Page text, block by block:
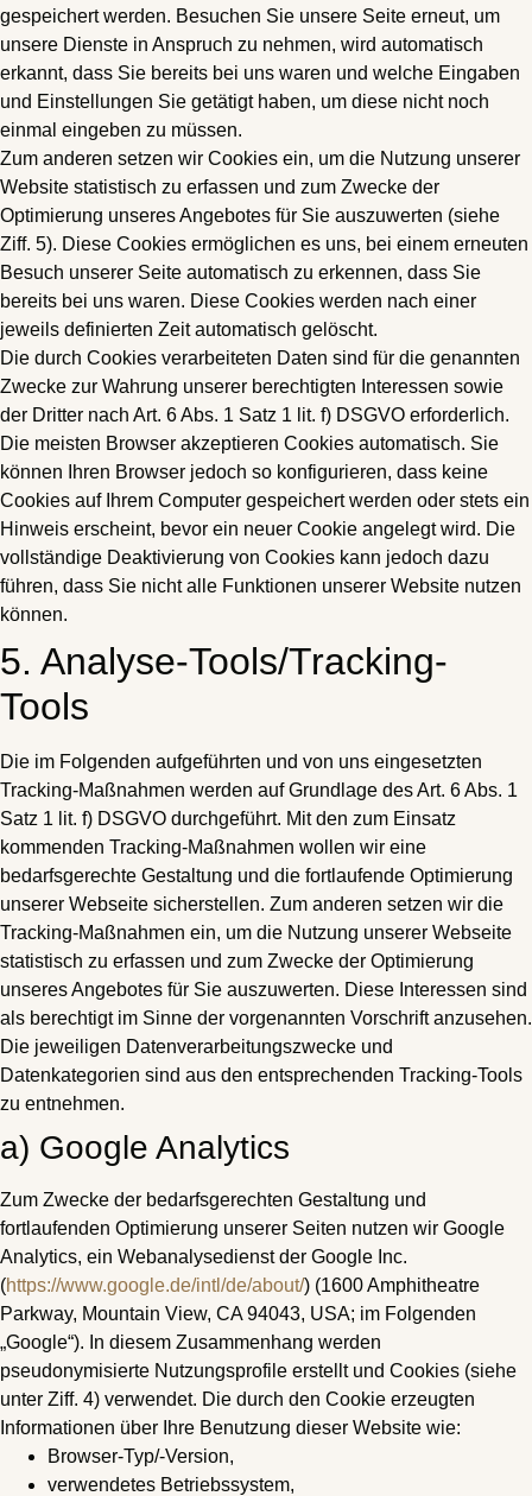
gespeichert werden. Besuchen Sie unsere Seite erneut, um
unsere Dienste in Anspruch zu nehmen, wird automatisch
erkannt, dass Sie bereits bei uns waren und welche Eingaben
und Einstellungen Sie getätigt haben, um diese nicht noch
einmal eingeben zu müssen.
Zum anderen setzen wir Cookies ein, um die Nutzung unserer
Website statistisch zu erfassen und zum Zwecke der
Optimierung unseres Angebotes für Sie auszuwerten (siehe
Ziff. 5). Diese Cookies ermöglichen es uns, bei einem erneuten
Besuch unserer Seite automatisch zu erkennen, dass Sie
bereits bei uns waren. Diese Cookies werden nach einer
jeweils definierten Zeit automatisch gelöscht.
Die durch Cookies verarbeiteten Daten sind für die genannten
Zwecke zur Wahrung unserer berechtigten Interessen sowie
der Dritter nach Art. 6 Abs. 1 Satz 1 lit. f) DSGVO erforderlich.
Die meisten Browser akzeptieren Cookies automatisch. Sie
können Ihren Browser jedoch so konfigurieren, dass keine
Cookies auf Ihrem Computer gespeichert werden oder stets ein
Hinweis erscheint, bevor ein neuer Cookie angelegt wird. Die
vollständige Deaktivierung von Cookies kann jedoch dazu
führen, dass Sie nicht alle Funktionen unserer Website nutzen
können.
5. Analyse-Tools/Tracking-
Tools
Die im Folgenden aufgeführten und von uns eingesetzten
Tracking-Maßnahmen werden auf Grundlage des Art. 6 Abs. 1
Satz 1 lit. f) DSGVO durchgeführt. Mit den zum Einsatz
kommenden Tracking-Maßnahmen wollen wir eine
bedarfsgerechte Gestaltung und die fortlaufende Optimierung
unserer Webseite sicherstellen. Zum anderen setzen wir die
Tracking-Maßnahmen ein, um die Nutzung unserer Webseite
statistisch zu erfassen und zum Zwecke der Optimierung
unseres Angebotes für Sie auszuwerten. Diese Interessen sind
als berechtigt im Sinne der vorgenannten Vorschrift anzusehen.
Die jeweiligen Datenverarbeitungszwecke und
Datenkategorien sind aus den entsprechenden Tracking-Tools
zu entnehmen.
a) Google Analytics
Zum Zwecke der bedarfsgerechten Gestaltung und
fortlaufenden Optimierung unserer Seiten nutzen wir Google
Analytics, ein Webanalysedienst der Google Inc.
(https://www.google.de/intl/de/about/) (1600 Amphitheatre
Parkway, Mountain View, CA 94043, USA; im Folgenden
„Google“). In diesem Zusammenhang werden
pseudonymisierte Nutzungsprofile erstellt und Cookies (siehe
unter Ziff. 4) verwendet. Die durch den Cookie erzeugten
Informationen über Ihre Benutzung dieser Website wie:
Browser-Typ/-Version,
verwendetes Betriebssystem,